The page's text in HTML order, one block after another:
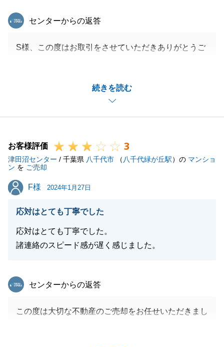
続きを読む
東急リバブル
センターからの返答
S様、この度はお取引をさせていただきありがとうご
引き続き何かありましたらお申し付けください。
閉じる
お客様評価 3
津田沼センター / 千葉県 八千代市 （ 八千代緑が丘駅）の マンショ
ン を ご売却
F様
F様 2024年1月27日
応対はとても丁寧でした
応対はとても丁寧でした。
諸連絡のスピード感が遅く感じました。
東急リバブル
センターからの返答
この度は大切な不動産のご売却をお任せいただきまし